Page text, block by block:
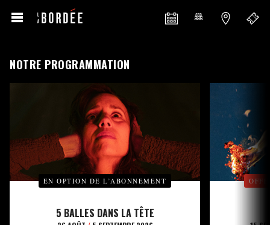
NOTRE PROGRAMMATION
EN OPTION DE L’ABONNEMENT
5 BALLES DANS LA TÊTE